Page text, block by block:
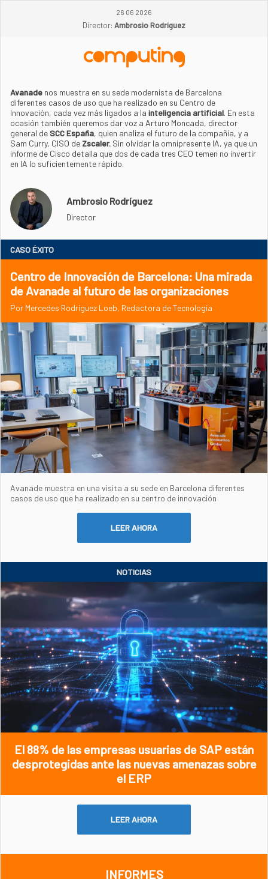
26 06 2026
Director: Ambrosio Rodríguez
Avanade nos muestra en su sede modernista de Barcelona
diferentes casos de uso que ha realizado en su Centro de
Innovación, cada vez más ligados a la inteligencia artificial. En esta
ocasión también queremos dar voz a Arturo Moncada, director
general deSCC España, quien analiza el futuro de la compañía, y a
Sam Curry, CISO de Zscaler. Sin olvidar la omnipresente IA, ya que un
informe de Cisco detalla que dos de cada tres CEO temen no invertir
en IA lo suficientemente rápido.
Ambrosio Rodríguez
Director
CASO ÉXITO
Centro de Innovación de Barcelona: Una mirada
de Avanade al futuro de las organizaciones
Por Mercedes Rodríguez Loeb, Redactora de Tecnología
Avanade muestra en una visita a su sede en Barcelona diferentes
casos de uso que ha realizado en su centro de innovación
LEER AHORA
NOTICIAS
El 88% de las empresas usuarias de SAP están
desprotegidas ante las nuevas amenazas sobre
el ERP
LEER AHORA
INFORMES